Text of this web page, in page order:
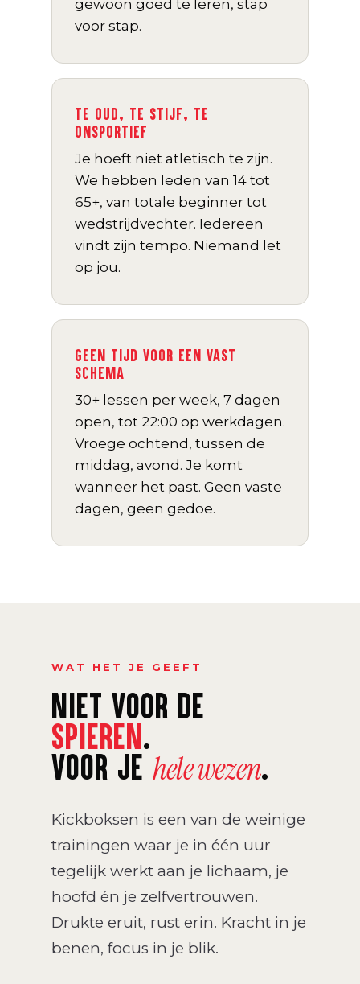
gewoon goed te leren, stap
voor stap.
TE OUD, TE STIJF, TE
ONSPORTIEF
Je hoeft niet atletisch te zijn.
We hebben leden van 14 tot
65+, van totale beginner tot
wedstrijdvechter. Iedereen
vindt zijn tempo. Niemand let
op jou.
GEEN TIJD VOOR EEN VAST
SCHEMA
30+ lessen per week, 7 dagen
open, tot 22:00 op werkdagen.
Vroege ochtend, tussen de
middag, avond. Je komt
wanneer het past. Geen vaste
dagen, geen gedoe.
WAT HET JE GEEFT
NIET VOOR DE
SPIEREN.
VOOR JE hele wezen.
Kickboksen is een van de weinige
trainingen waar je in één uur
tegelijk werkt aan je lichaam, je
hoofd én je zelfvertrouwen.
Drukte eruit, rust erin. Kracht in je
benen, focus in je blik.